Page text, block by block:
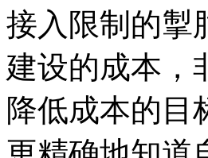
接入限制的掣
建设的成本，
降低成本的目